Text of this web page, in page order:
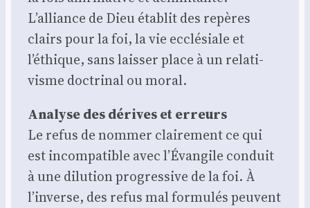
L’alliance de Dieu éta­blit des repères
clairs pour la foi, la vie ecclé­siale et
l’éthique, sans lais­ser place à un rela­ti­
visme doc­tri­nal ou moral.
Ana­lyse des dérives et erreurs
Le refus de nom­mer clai­re­ment ce qui
est incom­pa­tible avec l’Évangile conduit
à une dilu­tion pro­gres­sive de la foi. À
l’inverse, des refus mal for­mu­lés peuvent